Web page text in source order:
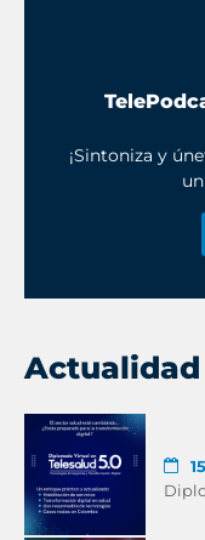
¡Sintoniza y
Actualidad